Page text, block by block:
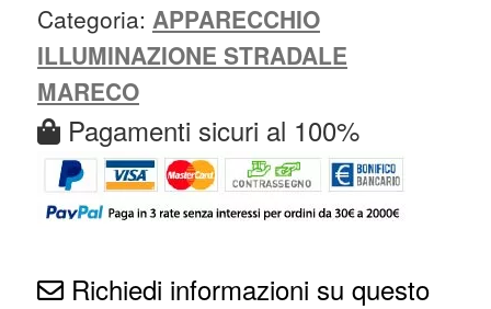
Categoria: APPARECCHIO
ILLUMINAZIONE STRADALE
MARECO
Pagamenti sicuri al 100%
Richiedi informazioni su questo